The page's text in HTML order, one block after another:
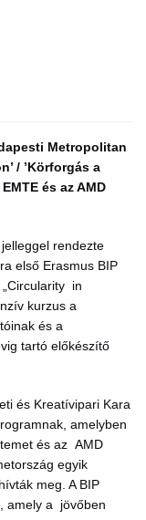
Metropolitan
/ ’Körforgás a
és az AMD
rendezte
első Erasmus BIP
in
kurzus a
és a
tartó előkészítő
és Kreatívipari Kara
amelyben
és az AMD
egyik
meg. A BIP
amely a jövőben